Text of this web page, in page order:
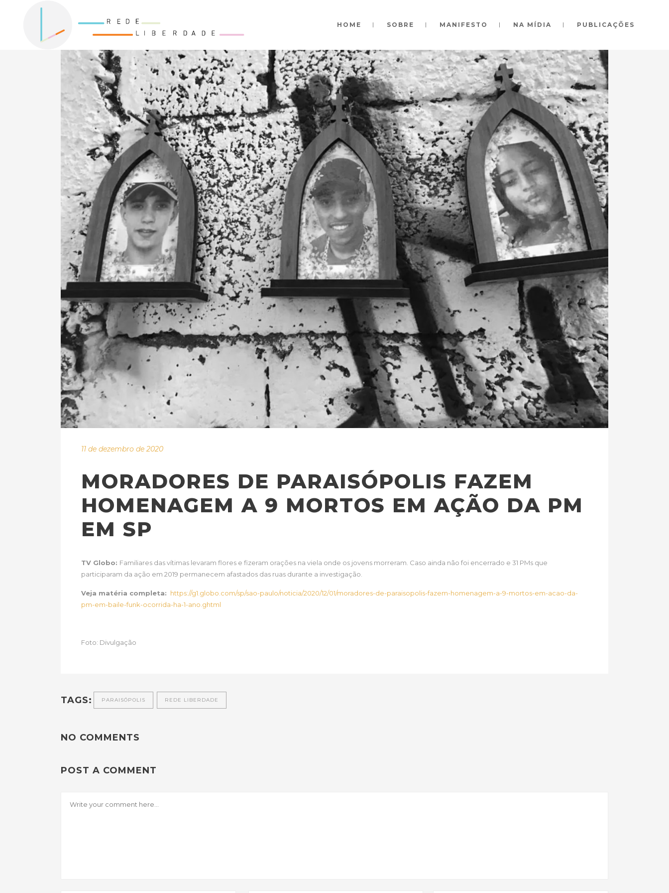
HOME SOBRE MANIFESTO NA MÍDIA PUBLICAÇÕES
11 de dezembro de 2020
MORADORES DE PARAISÓPOLIS FAZEM
HOMENAGEM A 9 MORTOS EM AÇÃO DA PM
EM SP
TV Globo: Familiares das vítimas levaram flores e fizeram orações na viela onde os jovens morreram. Caso ainda não foi encerrado e 31 PMs que
participaram da ação em 2019 permanecem afastados das ruas durante a investigação.
Veja matéria completa: https://g1.globo.com/sp/sao-paulo/noticia/2020/12/01/moradores-de-paraisopolis-fazem-homenagem-a-9-mortos-em-acao-da-
pm-em-baile-funk-ocorrida-ha-1-ano.ghtml
Foto: Divulgação
TAGS: PARAISÓPOLIS REDE LIBERDADE
NO COMMENTS
POST A COMMENT